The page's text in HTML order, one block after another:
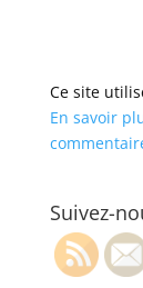
Ce site
En savoir
Suivez-